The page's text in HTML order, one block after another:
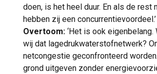
doen, is het heel duur. En als de rest
hebben zij een concurrentievoordeel.’
Overtoom: ‘Het is ook eigenbelang.
wij dat lagedrukwaterstofnetwerk?
netcongestie geconfronteerd
grond uitgeven zonder